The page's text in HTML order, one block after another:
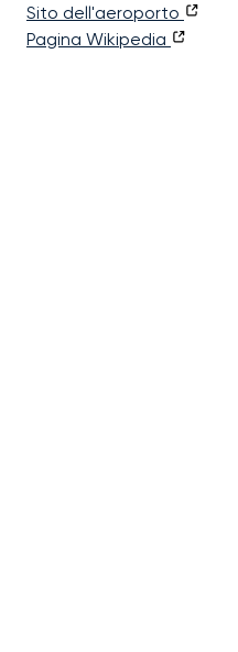
Sito dell'aeroporto
Pagina Wikipedia